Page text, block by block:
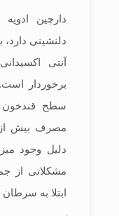
دارچین
دلنشینی
آنتی
برخوردار
سطح قندخون
مصرف بیش
دلیل وجود
مشکلاتی از
ابتلا به